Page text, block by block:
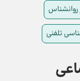
روانشناس
تلفنی